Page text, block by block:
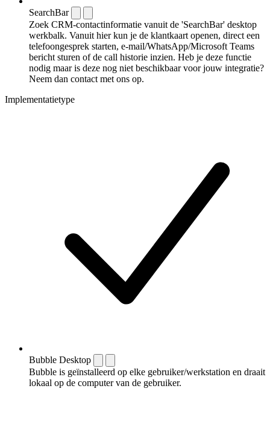
SearchBar
Zoek CRM-contactinformatie vanuit de 'SearchBar' desktop
werkbalk. Vanuit hier kun je de klantkaart openen, direct een
telefoongesprek starten, e-mail/WhatsApp/Microsoft Teams
bericht sturen of de call historie inzien. Heb je deze functie
nodig maar is deze nog niet beschikbaar voor jouw integratie?
Neem dan contact met ons op.
Implementatietype
Bubble Desktop
Bubble is geïnstalleerd op elke gebruiker/werkstation en draait
lokaal op de computer van de gebruiker.